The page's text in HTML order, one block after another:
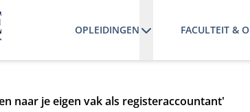
OPLEIDINGEN FACULTEIT &
naar je eigen vak als registeraccountant'